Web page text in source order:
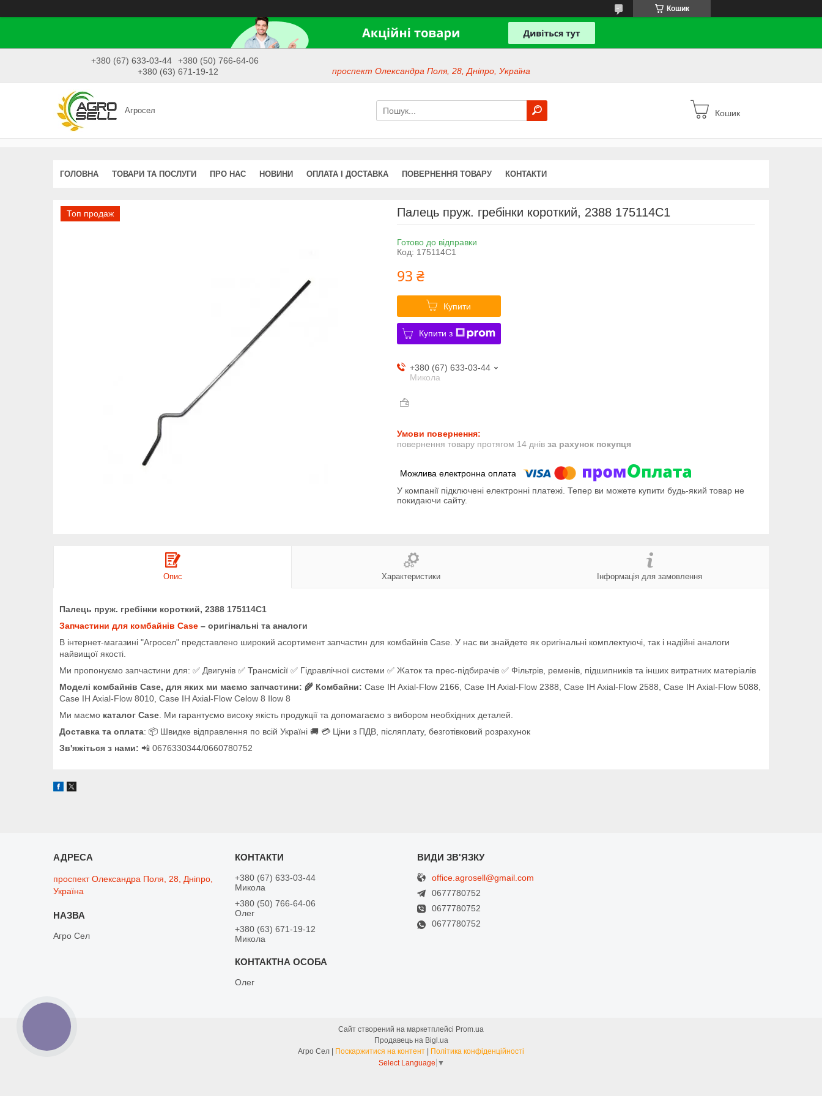
Кошик
+380 (67) 633-03-44
+380 (50) 766-64-06
+380 (63) 671-19-12
проспект Олександра Поля, 28, Дніпро, Україна
Агросел Кошик
ГОЛОВНА ТОВАРИ ТА ПОСЛУГИ ПРО НАС НОВИНИ ОПЛАТА І ДОСТАВКА ПОВЕРНЕННЯ ТОВАРУ КОНТАКТИ
Топ продаж Палець пруж. гребінки короткий, 2388 175114C1
Готово до відправки
Код: 175114C1
93 ₴
Купити
Купити з
+380 (67) 633-03-44
Микола
повернення товару протягом 14 днів за рахунок покупця
У компанії підключені електронні платежі. Тепер ви можете купити будь-який товар не
покидаючи сайту.
Опис Характеристики Інформація для замовлення
Палець пруж. гребінки короткий, 2388 175114C1
Запчастини для комбайнів Case – оригінальні та аналоги
В інтернет-магазині "Агросел" представлено широкий асортимент запчастин для комбайнів Case. У нас ви знайдете як оригінальні комплектуючі, так і надійні аналоги
найвищої якості.
Ми пропонуємо запчастини для: ✅ Двигунів ✅ Трансмісії ✅ Гідравлічної системи ✅ Жаток та прес-підбирачів ✅ Фільтрів, ременів, підшипників та інших витратних матеріалів
Моделі комбайнів Case, для яких ми маємо запчастини: 🌾 Комбайни: Case IH Axial-Flow 2166, Case IH Axial-Flow 2388, Case IH Axial-Flow 2588, Case IH Axial-Flow 5088,
Case IH Axial-Flow 8010, Case IH Axial-Flow Celow 8 Ilow 8
Ми маємо каталог Case . Ми гарантуємо високу якість продукції та допомагаємо з вибором необхідних деталей.
Доставка та оплата: 📦 Швидке відправлення по всій Україні 🚚 💳 Ціни з ПДВ, післяплату, безготівковий розрахунок
Зв'яжіться з нами: 📲 0676330344/0660780752
проспект Олександра Поля, 28, Дніпро,
Україна
Агро Сел
+380 (67) 633-03-44
Микола
+380 (50) 766-64-06
Олег
+380 (63) 671-19-12
Микола
Олег
office.agrosell@gmail.com
0677780752
0677780752
0677780752
Сайт створений на маркетплейсі Prom.ua
Продавець на Bigl.ua
Агро Сел | Поскаржитися на контент | Політика конфіденційності
Select Language ▼